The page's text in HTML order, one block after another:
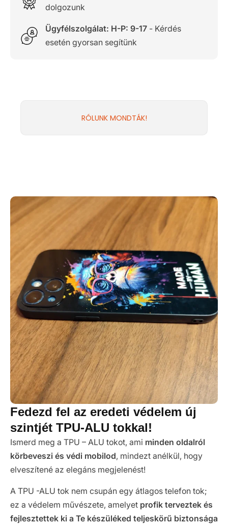
dolgozunk
Ügyfélszolgálat: H-P: 9-17- Kérdés
esetén gyorsan segítünk
RÓLUNK MONDTÁK!
Fedezd fel az eredeti védelem új
szintjét TPU-ALU tokkal!
Ismerd meg a TPU – ALU tokot, ami minden oldalról
körbeveszi és védi mobilod, mindezt anélkül, hogy
elveszítené az elegáns megjelenést!
A TPU -ALU tok nem csupán egy átlagos telefon tok;
ez a védelem művészete, amelyet profik terveztek és
fejlesztettek ki a Te készüléked teljeskörű biztonsága